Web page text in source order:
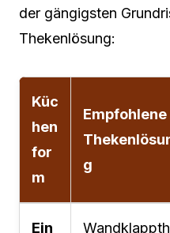
der gängigsten
Thekenlösung:
Küc
hen
for
m
Empfohlene
g
Ein
Wandklappth